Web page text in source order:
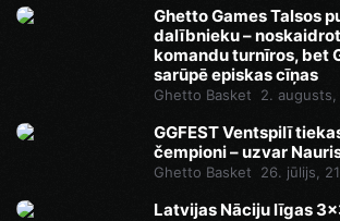
Ghetto Games Talsos
dalībnieku –
komandu turnīros, bet
sarūpē episkas cīņas
Ghetto Basket 2. augusts,
GGFEST Ventspilī
čempioni – uzvar
Ghetto Basket 26. jūlijs,
Latvijas Nāciju līgas